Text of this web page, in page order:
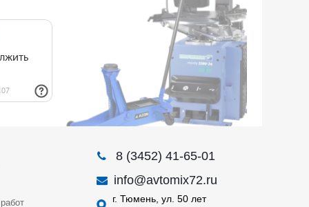
8 (3452) 41-65-01
info@avtomix72.ru
г. Тюмень, ул. 50 лет